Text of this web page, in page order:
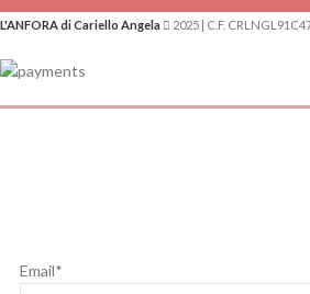
L'ANFORA di Cariello Angela 2025 | C.F.
Email*